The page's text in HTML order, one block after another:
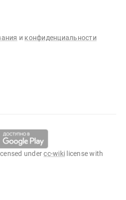
и конфиденциальности
undercc-wiki license with